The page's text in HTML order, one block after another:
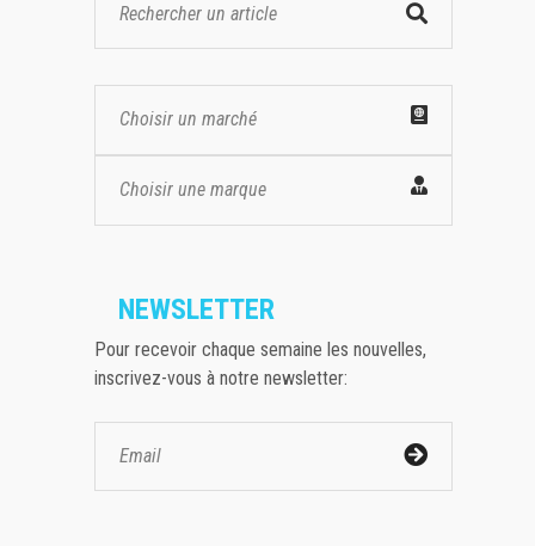
Choisir un marché
Choisir une marque
NEWSLETTER
Pour recevoir chaque semaine les nouvelles,
inscrivez-vous à notre newsletter: